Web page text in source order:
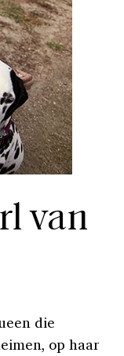
van
die
op haar